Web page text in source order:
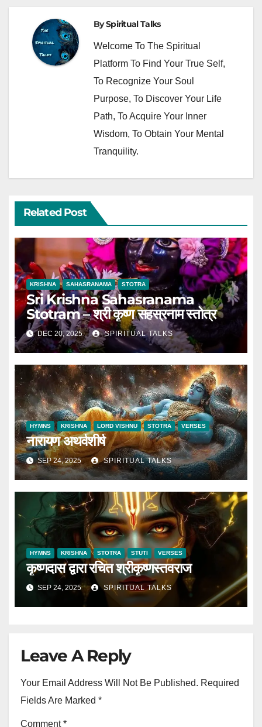
BySpiritual Talks
Welcome To The Spiritual
Platform To Find Your True Self,
To Recognize Your Soul
Purpose, To Discover Your Life
Path, To Acquire Your Inner
Wisdom, To Obtain Your Mental
Tranquility.
Related Post
KRISHNA SAHASRANAMA STOTRA
Sri Krishna Sahasranama
Stotram – श्री कृष्ण सहस्रनाम स्तोत्र
DEC 20, 2025 SPIRITUAL TALKS
HYMNS KRISHNA LORD VISHNU STOTRA VERSES
नारायण अथर्वशीर्ष
SEP 24, 2025 SPIRITUAL TALKS
HYMNS KRISHNA STOTRA STUTI VERSES
कृष्णदास द्वारा रचित श्रीकृष्णस्तवराज
SEP 24, 2025 SPIRITUAL TALKS
Leave A Reply
Your Email Address Will Not Be Published. Required
Fields Are Marked *
Comment*